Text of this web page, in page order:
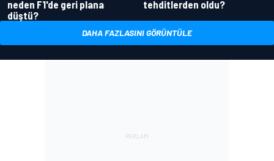
neden F1'de geri plana
düştü?
tehditlerden oldu?
DAHA FAZLASINI GÖRÜNTÜLE